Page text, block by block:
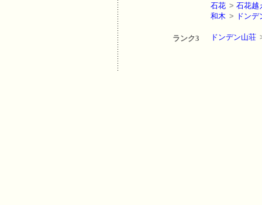
石花 > 石花越
和木 > ドンデ
ランク3 ドンデン山荘